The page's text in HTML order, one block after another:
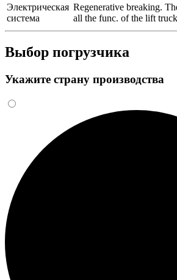
Электрическая
система
Regenerative breaking.
all the func. of the lift truck
Выбор погрузчика
Укажите страну производства